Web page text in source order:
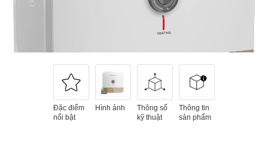
Đặc điểm
nổi bật
Hình ảnh
Thông số
kỹ thuật
Thông tin
sản phẩm